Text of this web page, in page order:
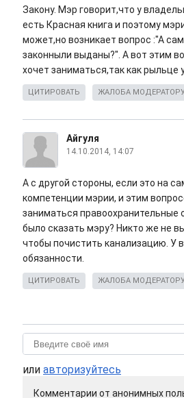
Закону. Мэр говорит,что у
есть Красная книга и поэтому
может,но возникает вопрос :"А
законныли выданы?". А вот этим
хочет заниматься,так как рыльце
ЦИТИРОВАТЬ ЖАЛОБА
Айгуля
14.10.2014, 14:07
А с другой стороны, если это на
компетенции мэрии, и этим
заниматься правоохранительные
было сказать мэру? Никто же не
чтобы почистить канализацию. У
обязанности.
ЦИТИРОВАТЬ ЖАЛОБА
или авторизуйтесь
Комментарии от анонимных